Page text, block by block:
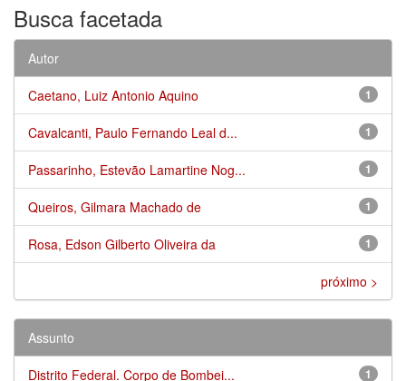
Busca facetada
Autor
1
Caetano, Luiz Antonio Aquino
1
Cavalcanti, Paulo Fernando Leal d...
1
Passarinho, Estevão Lamartine Nog...
1
Queiros, Gilmara Machado de
1
Rosa, Edson Gilberto Oliveira da
próximo >
Assunto
1
Distrito Federal. Corpo de Bombei...